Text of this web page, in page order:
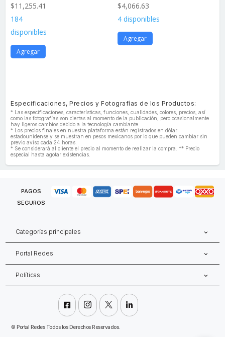
$11,255.41
184
disponibles
Agregar
$4,066.63
4 disponibles
Agregar
Especificaciones, Precios y Fotografías de los Productos:
* Las especificaciones, características, funciones, cualidades, colores, precios, así
como las fotografías son ciertas al momento de la publicación, pero ocasionalmente
hay ligeros cambios debido a la tecnología cambiante.
* Los precios finales en nuestra plataforma están registrados en dólar
estadounidense y se muestran en pesos mexicanos por lo que pueden cambiar sin
previo aviso cada 24 horas.
* Se considerará al cliente el precio al momento de realizar la compra. ** Precio
especial hasta agotar existencias.
PAGOS
SEGUROS
Categorías principales
Portal Redes
Políticas
   
© Portal Redes Todos los Derechos Reservados.